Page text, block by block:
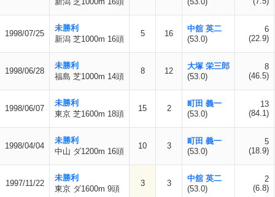
1998/07/25
未勝利
新潟 芝1000m 16頭
5 16
中舘 英二
(53.0)
6
(22.9)
1998/06/28
未勝利
福島 芝1000m 14頭
8 12
大塚 栄三郎
(53.0)
8
(46.5)
1998/06/07
未勝利
東京 芝1600m 18頭
15 2
町田 義一
(53.0)
13
(84.1)
1998/04/04
未勝利
中山 ダ1200m 16頭
10 3
町田 義一
(53.0)
5
(18.9)
1997/11/22
未勝利
東京 ダ1600m 9頭
3 3
中舘 英二
(53.0)
2
(6.8)